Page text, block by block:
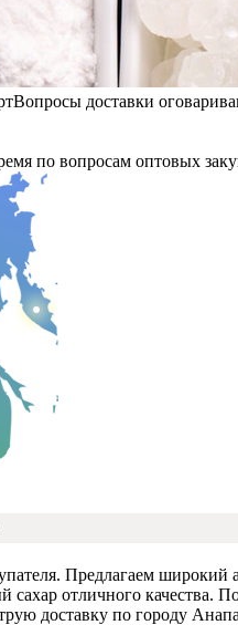
Вопросы доставки
по вопросам оптовых
Предлагаем
отличного
доставку по городу